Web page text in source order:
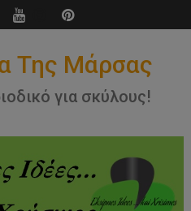
Της Μάρσας
για σκύλους!